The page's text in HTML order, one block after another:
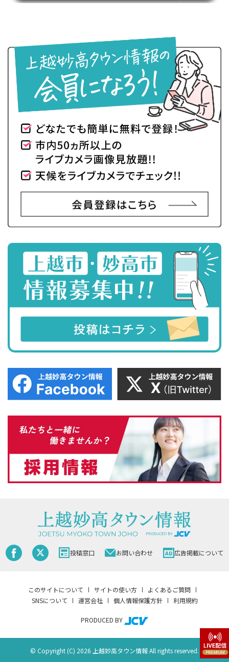
投稿窓口 お問い合わせ 広告掲載について
このサイトについて サイトの使い方
よくあるご質問
SNSについて
運営会社 個人情報保護方針 利用規約
PRODUCED BY
© Copyright (C) 2026 上越妙高タウン情報 All rights reserved.